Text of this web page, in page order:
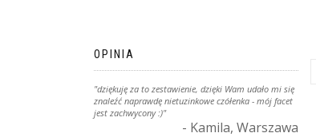
OPINIA
"dziękuję za to zestawienie, dzięki Wam udało mi się
znaleźć naprawdę nietuzinkowe czółenka - mój facet
jest zachwycony :)"
- Kamila, Warszawa